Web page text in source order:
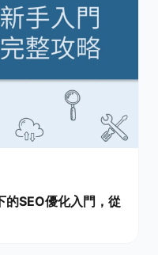
SEO優化入門，從